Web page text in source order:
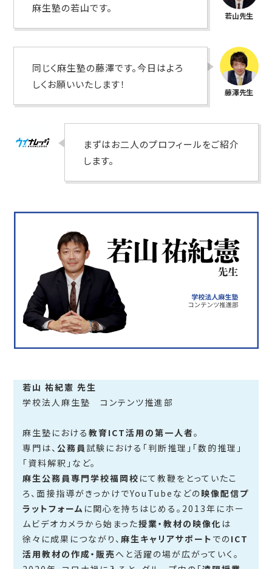
麻生塾の若山です。
同じく麻生塾の藤澤です。今日はよろ
しくお願いいたします！
まずはお二人のプロフィールをご紹介
します。
若山 祐紀憲 先生
学校法人麻生塾 コンテンツ推進部
麻生塾における教育ICT活用の第一人者。
専門は、公務員 試験における「判断推理」「数的推理」
「資料解釈」など。
麻生公務員専門学校福岡校 にて教鞭をとっていたこ
ろ、面接指導がきっかけでYouTubeなどの映像配信プ
ラットフォーム に関心を持ちはじめる。2013年にホー
ムビデオカメラから始まった授業・教材の映像化 は
徐々に成果につながり、麻生キャリアサポート でのICT
活用教材の作成・販売へと活躍の場が広がっていく。